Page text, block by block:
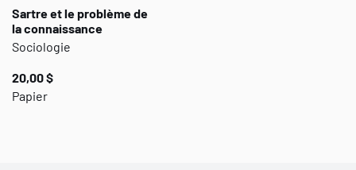
Sartre et le problème de
la connaissance
Sociologie
20,00 $
Papier